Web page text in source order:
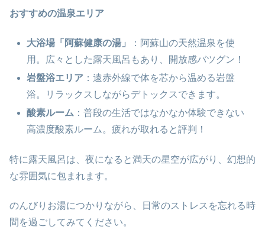
おすすめの温泉エリア
大浴場「阿蘇健康の湯」
：阿蘇山の天然温泉を使
用。広々とした露天風呂もあり、開放感バツグン！
岩盤浴エリア ：遠赤外線で体を芯から温める岩盤
浴。リラックスしながらデトックスできます。
酸素ルーム ：普段の生活ではなかなか体験できない
高濃度酸素ルーム。疲れが取れると評判！
特に露天風呂は、夜になると満天の星空が広がり、幻想的
な雰囲気に包まれます。
のんびりお湯につかりながら、日常のストレスを忘れる時
間を過ごしてみてください。